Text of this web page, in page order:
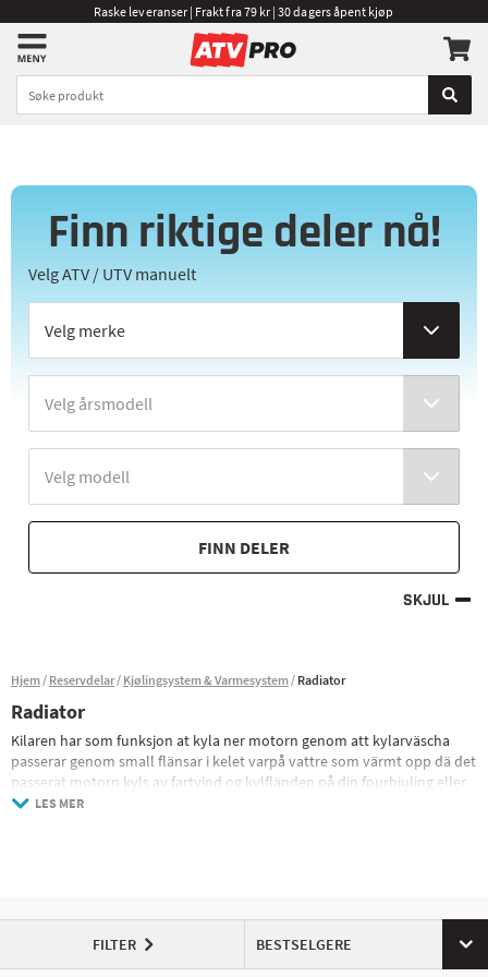
Raske leveranser | Frakt fra 79 kr | 30 dagers åpent kjøp
Finn riktige deler nå!
Velg ATV / UTV manuelt
FINN DELER
SKJUL
Hjem Reservdelar Kjølingsystem & Varmesystem Radiator
Radiator
Kilaren har som funksjon at kyla ner motorn genom att kylarväscha
passerar genom small flänsar i kelet varpå vattre som värmt opp dä det
passerat motorn kyls av fartvind og kylfländen på din fourhjuling eller
UTV.
lekker radiatorer føre til at motorens temperatur raskt blir for høy stor
Kylflänsarna er veldig tynne og følsomme for støt og slag, så du bør
LES MER
FILTER BESTSELGERE